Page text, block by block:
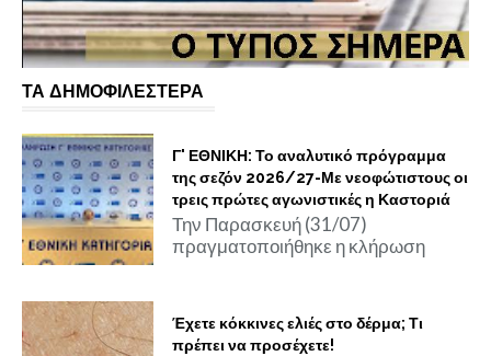
ΤΑ ΔΗΜΟΦΙΛΕΣΤΕΡΑ
Γ' ΕΘΝΙΚΗ: Το αναλυτικό πρόγραμμα
της σεζόν 2026/27-Με νεοφώτιστους οι
τρεις πρώτες αγωνιστικές η Καστοριά
Την Παρασκευή (31/07)
πραγματοποιήθηκε η κλήρωση
Έχετε κόκκινες ελιές στο δέρμα; Τι
πρέπει να προσέχετε!